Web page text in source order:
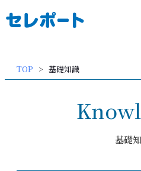
内
TOP 基礎知識
基礎